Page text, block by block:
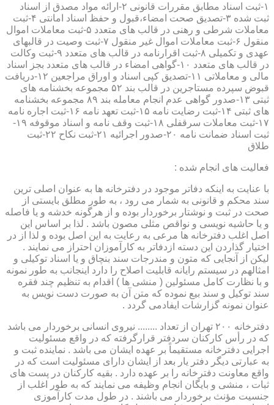
۱-ثبت اسناد مطابق مقررات قانونی ۲-ارائه مواد مصدق از اسناد
ثبت شده ۳-تصدیق صحت امضاء،قبول و حفظ اسناد امانتی ۴-ثبت
معاملات شرطی و رهنی در قالب های متعدد ۵-ثبت معاملات اموال
منقول ۶-ثبت معاملات اموال غیر منقول ۷-ثبت وصیت در قالبهای
عهدی و تکمیلی ۸-ثبت اقرارنامه در قالب های متعدد ۹-ثبت وکالت
در قالب های متعدد ۱۰-گواهی امضاء در قالب های متعدد بجز اسناد
مالی و معاملاتی ۱۱-تصدیق کپی اسناد و اوراق مراجعین ۱۲-دریافت
قبوض سپرده مستاجرین در قالب بند ۵۲ مجموعه بخشنامه های
ثبتی ۱۳-صدور گواهی عدم انجام معامله بند ۸۹ مجموعه بخشنامه
های ثبتی ۱۴-ثبت رضایت نامه ۱۵-ثبت تعهد نامه ۱۶-ثبت اجاره نامه
۱۷-ثبت معاملات سرقفلی ۱۸-ثبت وقف نامه و اسناد موقوفه ۱۹-
ثبت اسناد ضمانت نامه ۲۰-صدور اجرائیه ۲۱-ثبت نکاح ۲۲-ثبت
طلاق
فعالیت های انجام شده :
با عنایت به اینکه دفاتر موجود در دفترخانه ها به عنوان اصلی ترین
سند محکم و قانونی به شمار می رود ، به طور مطلق بایستی از
صحت در ثبت و نوشتار برخوردار بوده و از هرگونه خدشه و یا فاصله
و یا حاشیه نویسی و نواقص مثلی مصون باشد . لذا بر اساس این
اصل اغلب دفترخانه ها مرعی به رعایت به این اصل بوده و لذا از در
اختیار گذاردن این دسته ازدفاتر به کارآموزان احتراز می نمایند .
لیکن از آنجایی که متون و مندرجات سند بنچاق و یا اسناد توکیلی و
امثالهم در سیستم رایانه قابلیت اصلاح را دارد اینجانب به طور نمونه
و با نظارت کامل مسئولین ( منشی ها ) اقدام به تنظیم چند فقره
سند توکیل و سند بیع نموده که متن آن به صورت دست نویس به
عنوان نمونه گزارشات ایفادمی گردد .
دفترخانه ۲۰۰ تهران از تعداد ........ نیروی انسانی برخوردار می باشد
که در رأس کارکنان سردفتر قرارگرفته که در واقع مسئولیت
اجرایی دفترخانه مستقیماً بر عهده ایشان می باشد . نماینده ثبت و
به عبارتی دیگر دفتر یار بعد از ایشان دارای مسئولیت است که در
واقع معاونت دفترخانه را بر عهده دارد . بقیه کارکنان در پست های
ثبات ، منشی و بایگان انجام وظیفه می نمایند که به طور اغلب از
جنسیت مؤنث برخوردار می باشند . در طول مدت کارآموزی